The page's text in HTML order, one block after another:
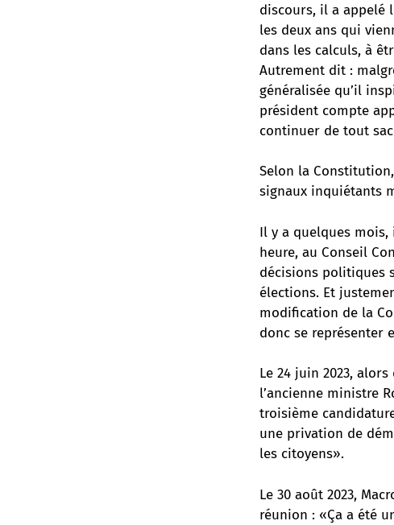
discours, il a appelé
les deux ans qui
dans les calculs, à
Autrement dit :
généralisée qu’il
président compte
continuer de tout
Selon la
signaux inquiétants
Il y a quelques mois,
heure, au Conseil
décisions politiques
élections. Et
modification de la
donc se représenter
Le 24 juin 2023,
l’ancienne ministre
troisième
une privation de
les citoyens».
Le 30 août 2023,
réunion : «Ça a été